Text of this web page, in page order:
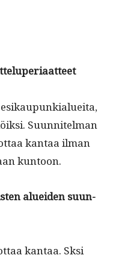
Suun­nitel­man
kan­taa ilman
kuntoon.
aluei­den suun­
kan­taa. Sksi